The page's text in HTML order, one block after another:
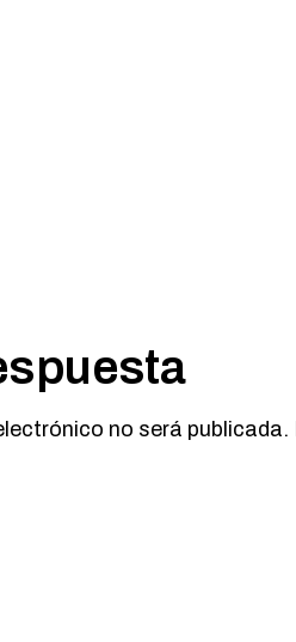
no será publicada.